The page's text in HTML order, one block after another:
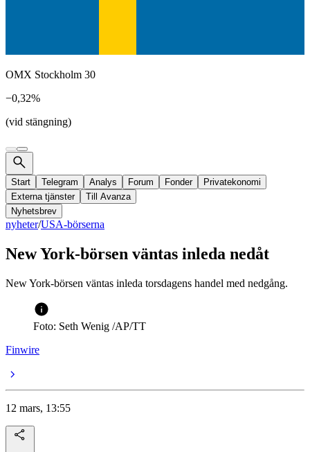
OMX Stockholm 30
−0,32%
(vid stängning)
Start Telegram Analys Forum Fonder
Privatekonomi
Externa tjänster
Till Avanza
Nyhetsbrev
nyheter/USA-börserna
New York-börsen väntas inleda nedåt
New York-börsen väntas inleda torsdagens handel med nedgång.
Foto: Seth Wenig /AP/TT
Finwire
12 mars, 13:55